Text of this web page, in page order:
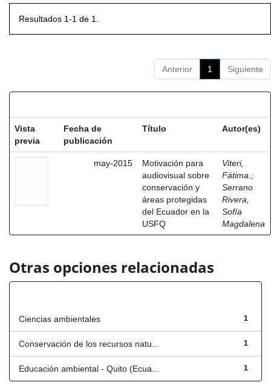
Resultados 1-1 de 1.
Anterior 1 Siguiente
Vista
previa
Fecha de
publicación
Título Autor(es)
may-2015
Motivación para
audiovisual sobre
conservación y
áreas protegidas
del Ecuador en la
USFQ
Viteri,
Fátima. ;
Serrano
Rivera,
Sofía
Magdalena
Otras opciones relacionadas
1
Ciencias ambientales
1
Conservación de los recursos natu...
1
Educación ambiental - Quito (Ecua...